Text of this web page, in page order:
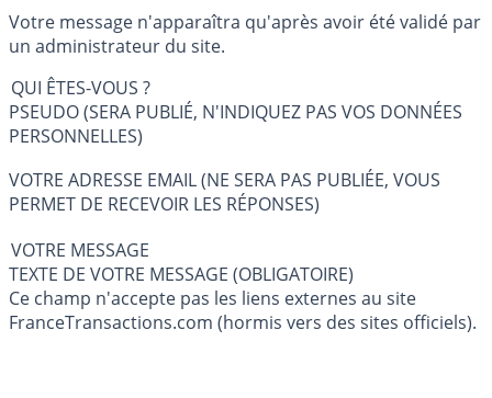
Votre message n'apparaîtra qu'après avoir été validé par
un administrateur du site.
QUI ÊTES-VOUS ?
PSEUDO (SERA PUBLIÉ, N'INDIQUEZ PAS VOS DONNÉES
PERSONNELLES)
VOTRE ADRESSE EMAIL (NE SERA PAS PUBLIÉE, VOUS
PERMET DE RECEVOIR LES RÉPONSES)
VOTRE MESSAGE
TEXTE DE VOTRE MESSAGE (OBLIGATOIRE)
Ce champ n'accepte pas les liens externes au site
FranceTransactions.com (hormis vers des sites officiels).